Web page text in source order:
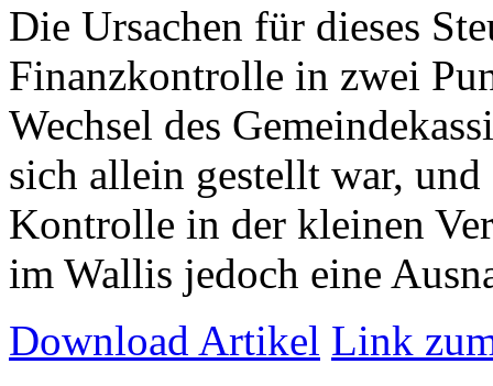
Die Ursachen für dieses
Finanzkontrolle in zwei
Wechsel des
sich allein gestellt war,
Kontrolle in der kleinen
im Wallis jedoch eine
Download Artikel Link